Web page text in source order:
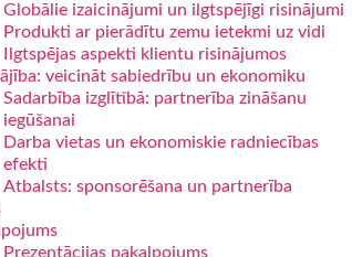
Globālie izaicinājumi un ilgtspējīgi risinājumi
Produkti ar pierādītu zemu ietekmi uz vidi
Ilgtspējas aspekti klientu risinājumos
veicināt sabiedrību un ekonomiku
Sadarbība izglītībā: partnerība zināšanu
iegūšanai
Darba vietas un ekonomiskie radniecības
efekti
Atbalsts: sponsorēšana un partnerība
Prezentācijas pakalpojums